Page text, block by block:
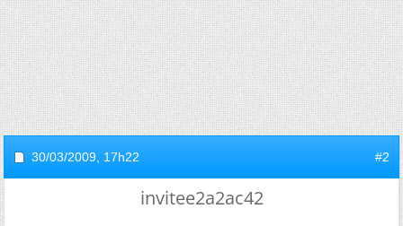
30/03/2009, 17h22 #2
invitee2a2ac42